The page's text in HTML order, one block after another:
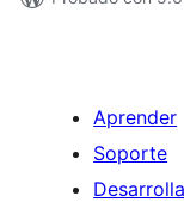
Aprender
Soporte